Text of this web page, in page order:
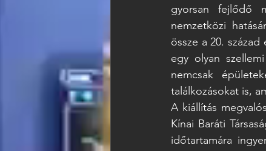
gyorsan fejlődő
nemzetközi
össze a 20.
egy olyan
nemcsak
találkozásokat is,
A kiállítás
Kínai Baráti
időtartamára